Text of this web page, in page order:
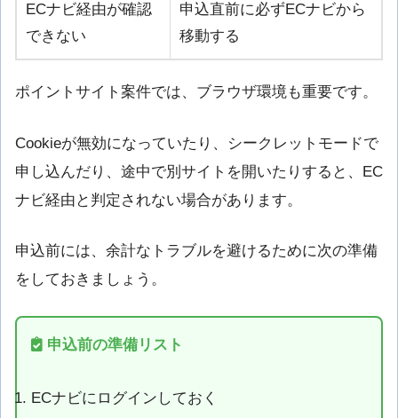
ECナビ経由が確認
できない
申込直前に必ずECナビから
移動する
ポイントサイト案件では、ブラウザ環境も重要です。
Cookieが無効になっていたり、シークレットモードで
申し込んだり、途中で別サイトを開いたりすると、EC
ナビ経由と判定されない場合があります。
申込前には、余計なトラブルを避けるために次の準備
をしておきましょう。
申込前の準備リスト
ECナビにログインしておく